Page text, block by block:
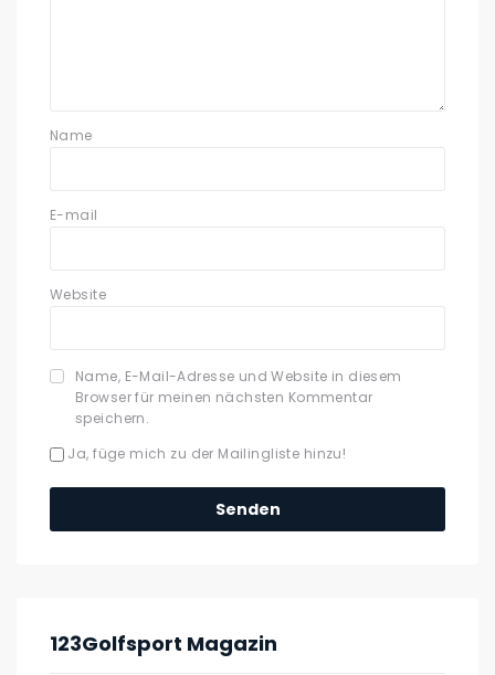
Name
E-mail
Website
Name, E-Mail-Adresse und Website in diesem
Browser für meinen nächsten Kommentar
speichern.
Ja, füge mich zu der Mailingliste hinzu!
123Golfsport Magazin